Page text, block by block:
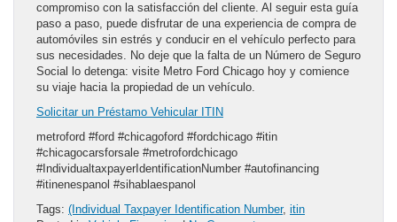
compromiso con la satisfacción del cliente. Al seguir esta guía
paso a paso, puede disfrutar de una experiencia de compra de
automóviles sin estrés y conducir en el vehículo perfecto para
sus necesidades. No deje que la falta de un Número de Seguro
Social lo detenga: visite Metro Ford Chicago hoy y comience
su viaje hacia la propiedad de un vehículo.
Solicitar un Préstamo Vehicular ITIN
metroford #ford #chicagoford #fordchicago #itin
#chicagocarsforsale #metrofordchicago
#IndividualtaxpayerIdentificationNumber #autofinancing
#itinenespanol #sihablaespanol
Tags: (Individual Taxpayer Identification Number, itin